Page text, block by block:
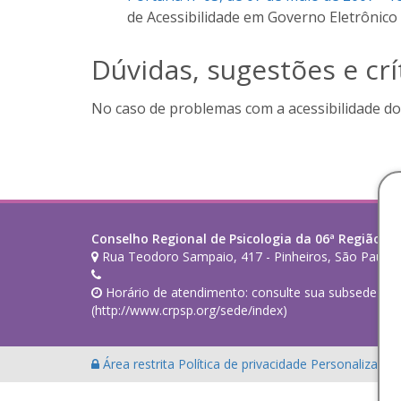
de Acessibilidade em Governo Eletrônico
Dúvidas, sugestões e
No caso de problemas com a acessibilidade
Conselho Regional de Psicologia da 06ª Região (SP)
Rua Teodoro Sampaio, 417 - Pinheiros, São Paulo
Horário de atendimento: consulte sua subsede de
(http://www.crpsp.org/sede/index)
Área restrita Política de privacidade Personalização